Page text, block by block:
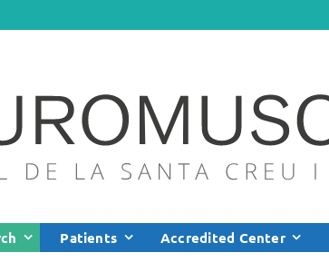
Patients Accredited Center